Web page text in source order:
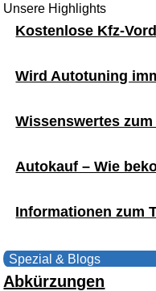
Unsere Highlights
Kostenlose Kfz-
Wird Autotuning
Wissenswertes
Autokauf – Wie
Informationen zum
Spezial & Blogs
Abkürzungen